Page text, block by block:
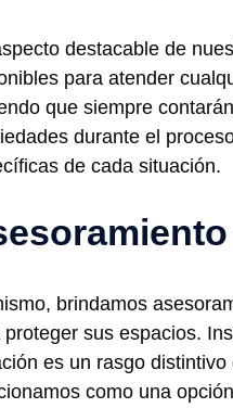
destacable de
para atender
que siempre
durante el
de cada situación.
brindamos
proteger sus espacios.
es un rasgo
como una